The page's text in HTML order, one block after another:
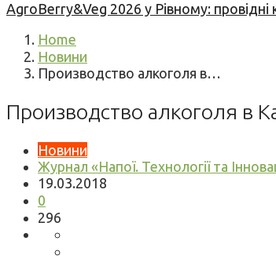
AgroBerry&Veg 2026 у Рівному: провідні
Home
Новини
Производство алкоголя в…
Производство алкоголя в
Новини
Журнал «Напої. Технології та
19.03.2018
0
296